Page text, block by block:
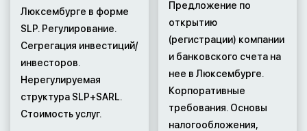
Люксембурге в форме
SLP. Регулирование.
Сегрегация инвестиций/
инвесторов.
Нерегулируемая
структура SLP+SARL.
Стоимость услуг.
Предложение по
открытию
(регистрации) компании
и банковского счета на
нее в Люксембурге.
Корпоративные
требования. Основы
налогообложения,